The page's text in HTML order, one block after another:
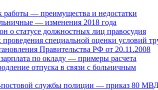
— преимущества и недостатки
— изменения 2018 года
о статусе должностных лиц правосудия
специальной оценки условий
Правительства РФ от 20.11.2008
по окладу — примеры расчета
отпуска в связи с больничным
постовой службы полиции — приказ 80